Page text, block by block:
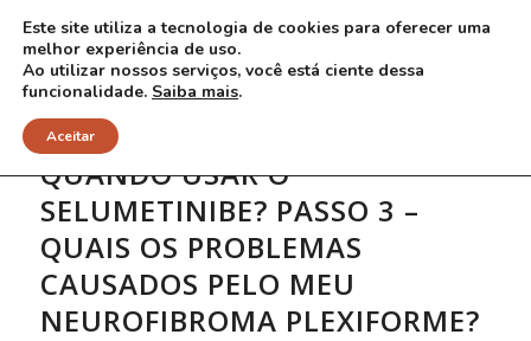
QUANDO USAR O
SELUMETINIBE? PASSO 3 –
QUAIS OS PROBLEMAS
CAUSADOS PELO MEU
NEUROFIBROMA PLEXIFORME?
Este site utiliza a tecnologia de cookies para oferecer uma
melhor experiência de uso.
Ao utilizar nossos serviços, você está ciente dessa
funcionalidade. Saiba mais.
Aceitar